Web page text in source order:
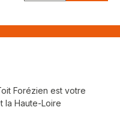
Forézien est votre
la Haute-Loire